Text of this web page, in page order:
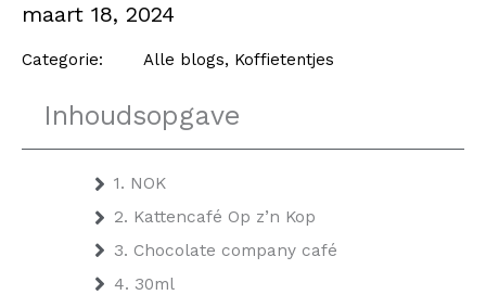
maart 18, 2024
Categorie: Alle blogs, Koffietentjes
Inhoudsopgave
1. NOK
2. Kattencafé Op z’n Kop
3. Chocolate company café
4. 30ml